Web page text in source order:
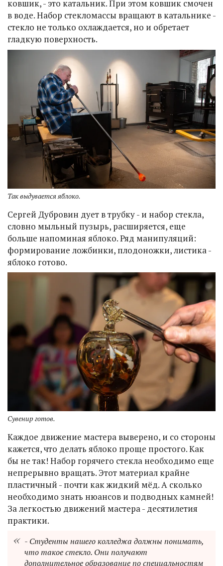
ковшик, - это катальник. При этом ковшик смочен
в воде. Набор стекломассы вращают в катальнике -
стекло не только охлаждается, но и обретает
гладкую поверхность.
Так выдувается яблоко.
Сергей Дубровин дует в трубку - и набор стекла,
словно мыльный пузырь, расширяется, еще
больше напоминая яблоко. Ряд манипуляций:
формирование ложбинки, плодоножки, листика -
яблоко готово.
Сувенир готов.
Каждое движение мастера выверено, и со стороны
кажется, что делать яблоко проще простого. Как
бы не так! Набор горячего стекла необходимо еще
непрерывно вращать. Этот материал крайне
пластичный - почти как жидкий мёд. А сколько
необходимо знать нюансов и подводных камней!
За легкостью движений мастера - десятилетия
практики.
- Студенты нашего колледжа должны понимать,
что такое стекло. Они получают
дополнительное образование по специальностям